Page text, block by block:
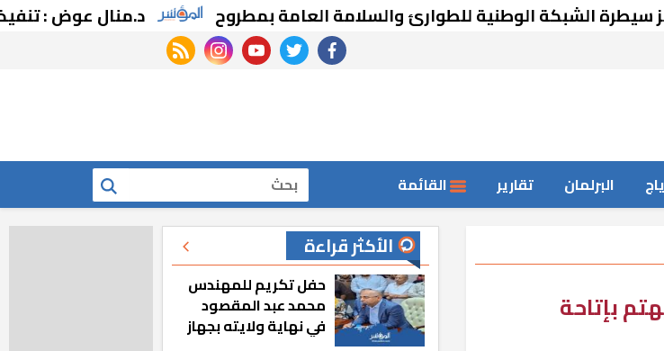
الشبكة الوطنية للطوارئ والسلامة العامة بمطروح د.منال عوض : تنفيذ 101 حملة تفتيشية وإصدار 73 موافقة بيئية
facebook
twitter
youtube
instagram
rss feed
البرلمان تقارير القائمة بحث
بإتاحة
الأكثر قراءة
حفل تكريم للمهندس
محمد عبد المقصود
في نهاية ولايته بجهاز